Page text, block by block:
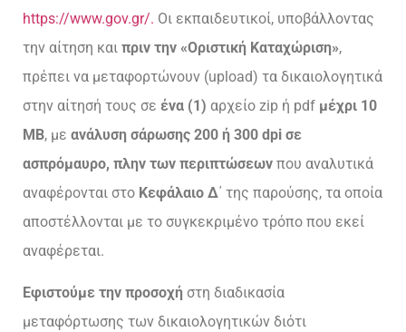
https://www.gov.gr/. Οι εκπαιδευτικοί, υποβάλλοντας
την αίτηση και πριν την «Οριστική Καταχώριση»,
πρέπει να μεταφορτώνουν (upload) τα δικαιολογητικά
στην αίτησή τους σε ένα (1) αρχείο zip ή pdf μέχρι 10
ΜΒ, με ανάλυση σάρωσης 200 ή 300 dpi σε
ασπρόμαυρο, πλην των περιπτώσεων που αναλυτικά
αναφέρονται στο Κεφάλαιο Δ΄ της παρούσης, τα οποία
αποστέλλονται με το συγκεκριμένο τρόπο που εκεί
αναφέρεται.
Εφιστούμε την προσοχή στη διαδικασία
μεταφόρτωσης των δικαιολογητικών διότι